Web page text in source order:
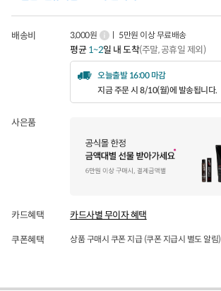
배송비 3,000원 ㅣ 5만원 이상 무료배송
평균1~2일 내 도착(주말, 공휴일 제외)
오늘출발 16:00 마감
지금 주문 시 8/10(월)에 발송됩니다.
사은품
카드혜택 카드사별 무이자 혜택
쿠폰혜택 상품 구매시 쿠폰 지급 (쿠폰 지급시 별도 알림)